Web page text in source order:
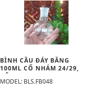
BÌNH CẦU ĐÁY BẰNG
100ML CỔ NHÁM 24/29,
HÃNG BIOHALL
MODEL: BLS.FB048